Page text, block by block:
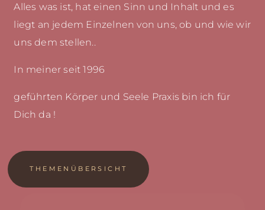
Alles was ist, hat einen Sinn und Inhalt und es
liegt an jedem Einzelnen von uns, ob und wie wir
uns dem stellen..
In meiner seit 1996
geführten Körper und Seele Praxis bin ich für
Dich da !
THEMENÜBERSICHT